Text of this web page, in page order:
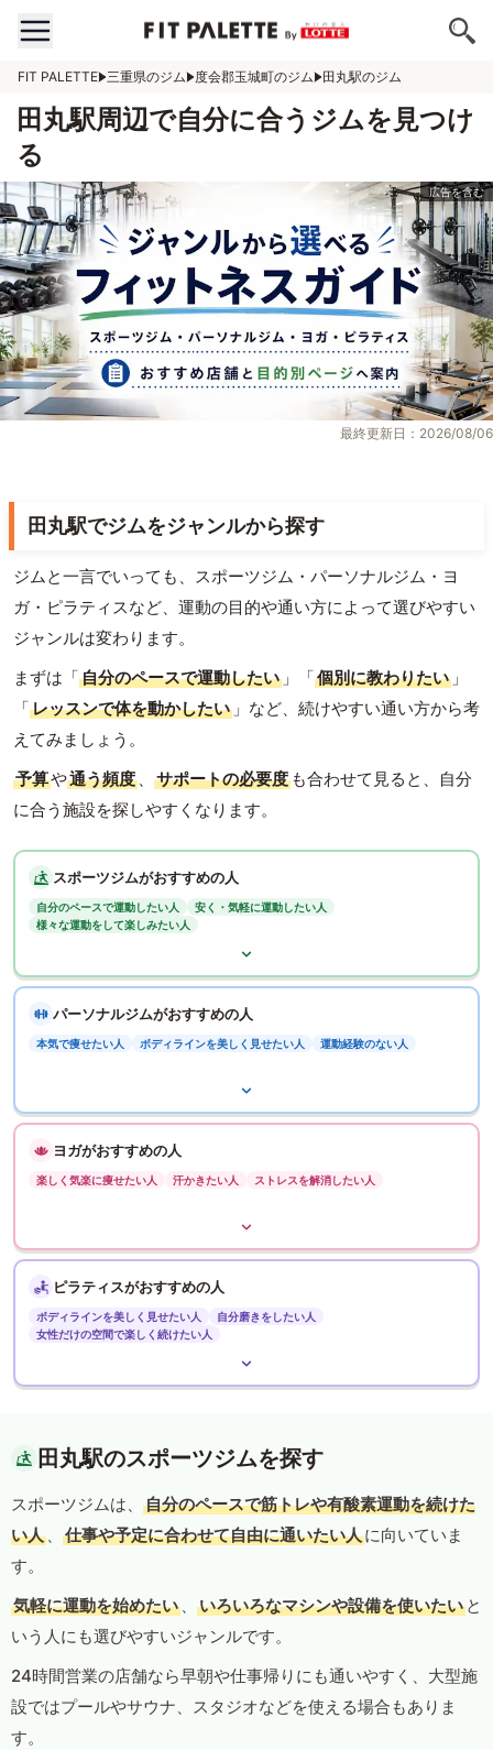
FIT PALETTE 三重県のジム 度会郡玉城町のジム 田丸駅のジム
田丸駅周辺で自分に合うジムを見つけ
る
最終更新日：2026/08/06
田丸駅でジムをジャンルから探す
ジムと一言でいっても、スポーツジム・パーソナルジム・ヨ
ガ・ピラティスなど、運動の目的や通い方によって選びやすい
ジャンルは変わります。
まずは「自分のペースで運動したい 」「個別に教わりたい 」
「レッスンで体を動かしたい 」など、続けやすい通い方から考
えてみましょう。
予算や通う頻度 、 サポートの必要度 も合わせて見ると、自分
に合う施設を探しやすくなります。
スポーツジムがおすすめの人
自分のペースで運動したい人
安く・気軽に運動したい人
様々な運動をして楽しみたい人
パーソナルジムがおすすめの人
本気で痩せたい人 ボディラインを美しく見せたい人 運動経験のない人
ヨガがおすすめの人
楽しく気楽に痩せたい人 汗かきたい人 ストレスを解消したい人
ピラティスがおすすめの人
ボディラインを美しく見せたい人
自分磨きをしたい人
女性だけの空間で楽しく続けたい人
田丸駅のスポーツジムを探す
スポーツジムは、
自分のペースで筋トレや有酸素運動を続けた
い人 、 仕事や予定に合わせて自由に通いたい人に向いていま
す。
気軽に運動を始めたい 、 いろいろなマシンや設備を使いたい と
いう人にも選びやすいジャンルです。
24時間営業の店舗なら早朝や仕事帰りにも通いやすく、大型施
設ではプールやサウナ、スタジオなどを使える場合もありま
す。